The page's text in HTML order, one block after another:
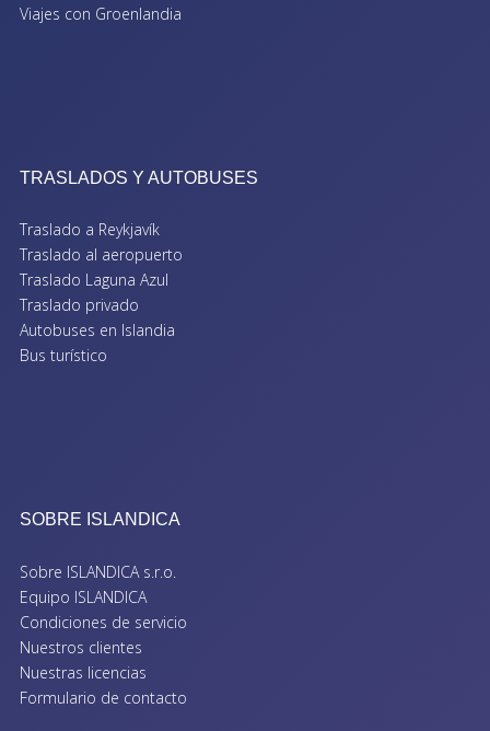
Viajes con Groenlandia
TRASLADOS Y AUTOBUSES
Traslado a Reykjavík
Traslado al aeropuerto
Traslado Laguna Azul
Traslado privado
Autobuses en Islandia
Bus turístico
SOBRE ISLANDICA
Sobre ISLANDICA s.r.o.
Equipo ISLANDICA
Condiciones de servicio
Nuestros clientes
Nuestras licencias
Formulario de contacto